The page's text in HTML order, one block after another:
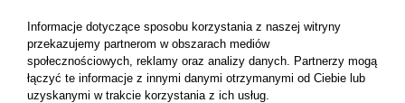
Kombinezon
lakierniczy
Kombinezon
lakierniczy
Informacje dotyczące sposobu korzystania z naszej witryny
przekazujemy partnerom w obszarach mediów
społecznościowych, reklamy oraz analizy danych. Partnerzy mogą
łączyć te informacje z innymi danymi otrzymanymi od Ciebie lub
uzyskanymi w trakcie korzystania z ich usług.